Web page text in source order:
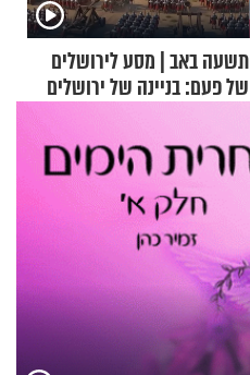
תשעה באב | מסע לירושלים
של פעם: בניינה של ירושלים